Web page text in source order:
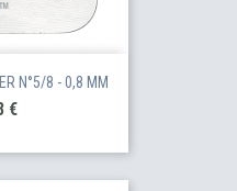
N°5/8 - 0,8 MM
€